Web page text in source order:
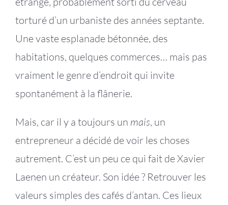
torturé d’un urbaniste des années septante.
Une vaste esplanade bétonnée, des
habitations, quelques commerces… mais pas
vraiment le genre d’endroit qui invite
spontanément à la flânerie.
Mais, car il y a toujours un mais, un
entrepreneur a décidé de voir les choses
autrement. C’est un peu ce qui fait de Xavier
Laenen un créateur. Son idée ? Retrouver les
valeurs simples des cafés d’antan. Ces lieux